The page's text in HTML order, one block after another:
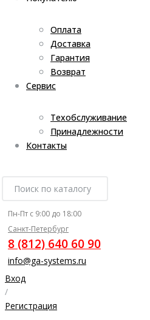
Оплата
Доставка
Гарантия
Возврат
Сервис
Техобслуживание
Принадлежности
Контакты
Пн-Пт с 9:00 до 18:00
Санкт-Петербург
8 (812) 640 60 90
info@ga-systems.ru
Вход
/
Регистрация